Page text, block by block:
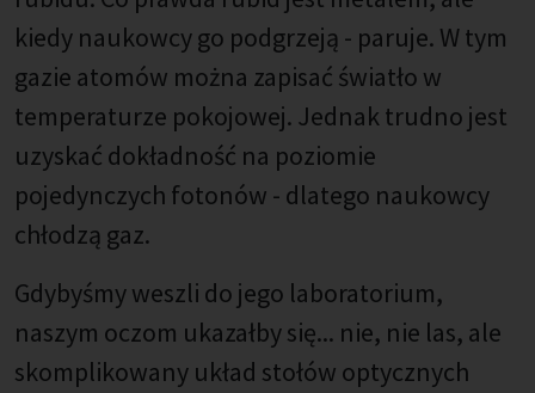
kiedy naukowcy go podgrzeją - paruje. W tym
gazie atomów można zapisać światło w
temperaturze pokojowej. Jednak trudno jest
uzyskać dokładność na poziomie
pojedynczych fotonów - dlatego naukowcy
chłodzą gaz.
Gdybyśmy weszli do jego laboratorium,
naszym oczom ukazałby się... nie, nie las, ale
skomplikowany układ stołów optycznych